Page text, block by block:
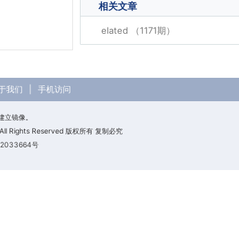
相关文章
elated （1171期）
我们 手机访问
镜像。
Rights Reserved 版权所有 复制必究
号